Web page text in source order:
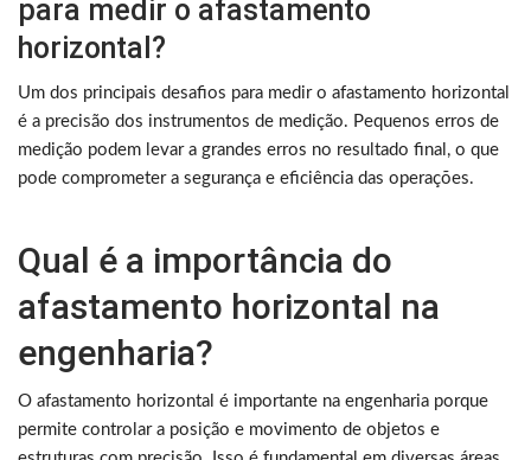
para medir o afastamento
horizontal?
Um dos principais desafios para medir o afastamento horizontal
é a precisão dos instrumentos de medição. Pequenos erros de
medição podem levar a grandes erros no resultado final, o que
pode comprometer a segurança e eficiência das operações.
Qual é a importância do
afastamento horizontal na
engenharia?
O afastamento horizontal é importante na engenharia porque
permite controlar a posição e movimento de objetos e